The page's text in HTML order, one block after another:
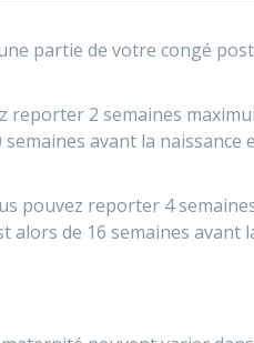
partie de votre congé
reporter 2 semaines
avant la naissance
pouvez reporter 4
alors de 16 semaines avant